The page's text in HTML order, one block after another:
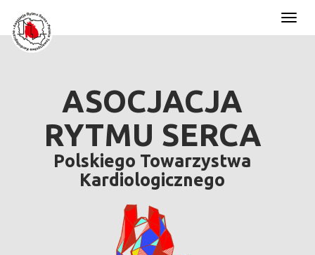
ASOCJACJA
RYTMU SERCA
Polskiego Towarzystwa
Kardiologicznego